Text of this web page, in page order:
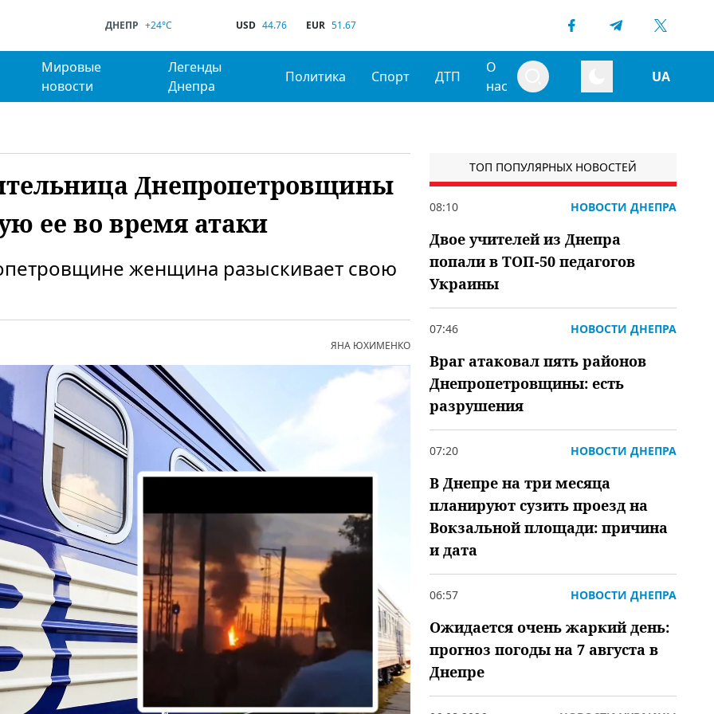
ДНЕПР +24°C USD 44.76 EUR 51.67
Мировые
новости
Легенды
Днепра
Политика Спорт ДТП
О
нас
UA
Днепропетровщины
ее во время атаки
женщина разыскивает свою
ЯНА ЮХИМЕНКО
ТОП ПОПУЛЯРНЫХ НОВОСТЕЙ
08:10 НОВОСТИ ДНЕПРА
Двое учителей из Днепра
попали в ТОП-50 педагогов
Украины
07:46 НОВОСТИ ДНЕПРА
Враг атаковал пять районов
Днепропетровщины: есть
разрушения
07:20 НОВОСТИ ДНЕПРА
В Днепре на три месяца
планируют сузить проезд на
Вокзальной площади: причина
и дата
06:57 НОВОСТИ ДНЕПРА
Ожидается очень жаркий день:
прогноз погоды на 7 августа в
Днепре